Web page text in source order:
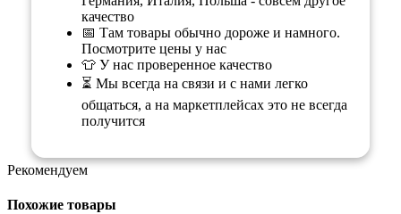
качество
📅 Там товары обычно дороже и намного.
Посмотрите цены у нас
👕 У нас проверенное качество
⏳ Мы всегда на связи и с нами легко
общаться, а на маркетплейсах это не всегда
получится
Рекомендуем
Похожие товары